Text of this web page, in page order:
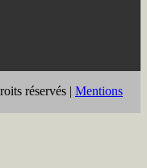
réservés | Mentions